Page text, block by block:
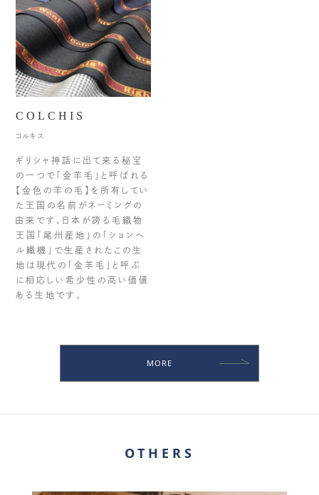
COLCHIS
コルキス
ギリシャ神話に出て来る秘宝
の一つで「金羊毛」と呼ばれる
【金色の羊の毛】を所有してい
た王国の名前がネーミングの
由来です。日本が誇る毛織物
王国「尾州産地」の「ションヘ
ル織機」で生産されたこの生
地は現代の「金羊毛」と呼ぶ
に相応しい希少性の高い価値
ある生地です。
MORE
OTHERS